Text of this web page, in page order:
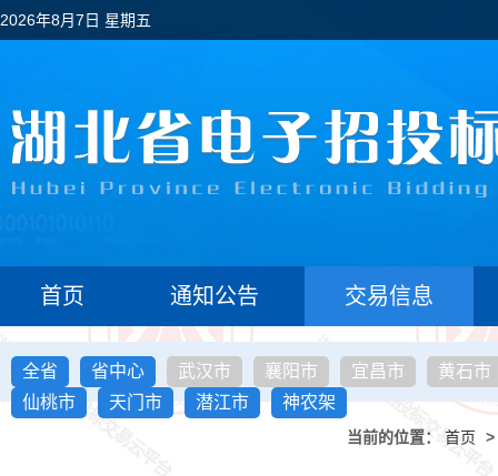
2026年8月7日 星期五
首页 通知公告 交易信息
全省 省中心 武汉市 襄阳市 宜昌市
黄石市
仙桃市
天门市 潜江市 神农架
当前的位置： 首页 >